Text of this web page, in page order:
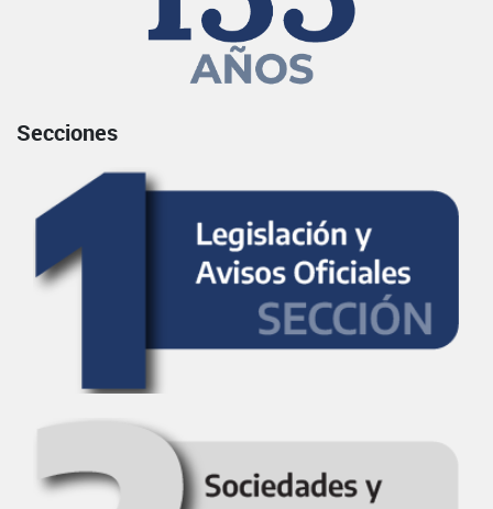
Secciones